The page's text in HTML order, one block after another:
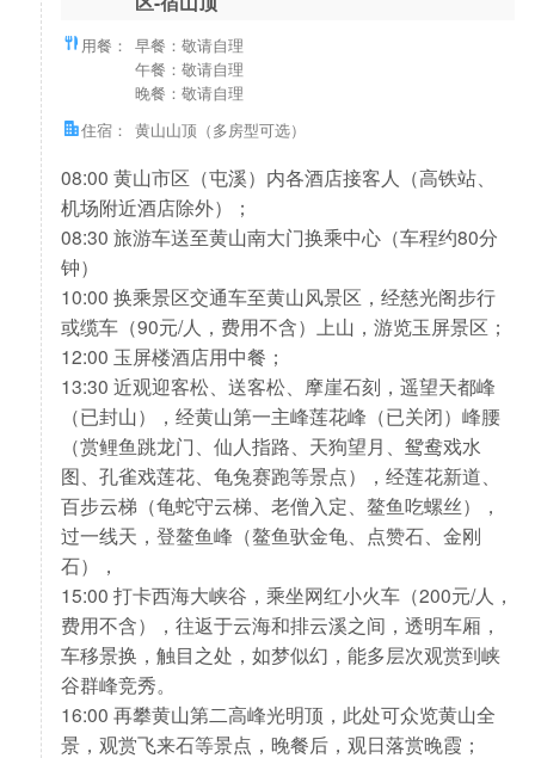
用餐： 早餐：敬请自理
午餐：敬请自理
晚餐：敬请自理
住宿： 黄山山顶（多房型可选）
08:00 黄山市区（屯溪）内各酒店接客人（高铁站、
机场附近酒店除外）；
08:30 旅游车送至黄山南大门换乘中心（车程约80分
钟）
10:00 换乘景区交通车至黄山风景区，经慈光阁步行
或缆车（90元/人，费用不含）上山，游览玉屏景区；
12:00 玉屏楼酒店用中餐；
13:30 近观迎客松、送客松、摩崖石刻，遥望天都峰
（已封山），经黄山第一主峰莲花峰（已关闭）峰腰
（赏鲤鱼跳龙门、仙人指路、天狗望月、鸳鸯戏水
图、孔雀戏莲花、龟兔赛跑等景点），经莲花新道、
百步云梯（龟蛇守云梯、老僧入定、鳌鱼吃螺丝），
过一线天，登鳌鱼峰（鳌鱼驮金龟、点赞石、金刚
石），
15:00 打卡西海大峡谷，乘坐网红小火车（200元/人，
费用不含），往返于云海和排云溪之间，透明车厢，
车移景换，触目之处，如梦似幻，能多层次观赏到峡
谷群峰竞秀。
16:00 再攀黄山第二高峰光明顶，此处可众览黄山全
景，观赏飞来石等景点，晚餐后，观日落赏晚霞；